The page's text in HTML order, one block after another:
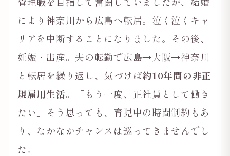
により神奈川から広島へ転居。泣く泣くキャ
リアを中断することになりました。その後、
妊娠・出産。夫の転勤で広島→大阪→神奈川
と転居を繰り返し、気づけば約10年間の非正
規雇用生活。「もう一度、正社員として働き
たい」そう思っても、育児中の時間制約もあ
り、なかなかチャンスは巡ってきませんでし
た。